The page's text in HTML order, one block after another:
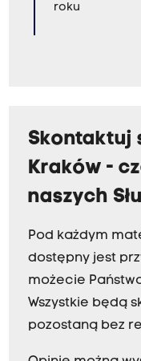
roku
Skontaktuj
Kraków -
naszych
Pod każdym
dostępny jest
możecie
Wszystkie będą
pozostaną bez